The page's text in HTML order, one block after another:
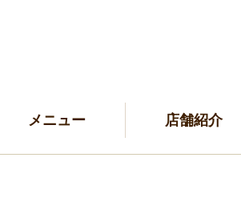
メニュー 店舗紹介